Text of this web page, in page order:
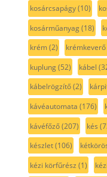
kosárcsapágy(10)
kosárműanyag(18)
krém(2) krémkeverő
kuplung(52) kábel
kábelrögzítő(2)
kávéautomata (176)
kávéfőző(207) kés
készlet(106)
kézi körfűrész (1)